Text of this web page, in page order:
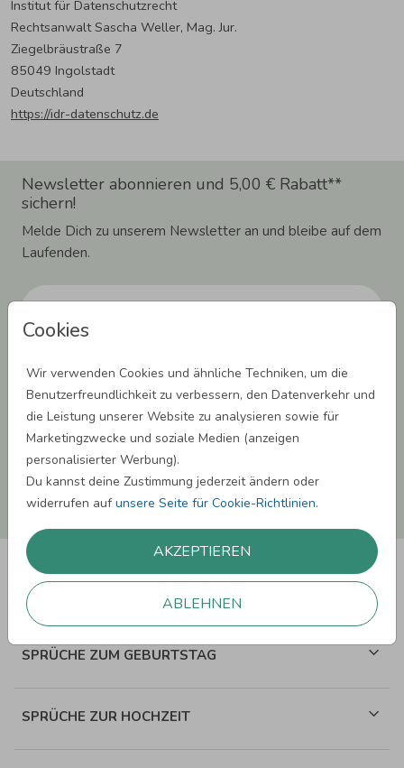
Cookies
Wir verwenden Cookies und ähnliche Techniken, um die
Benutzerfreundlichkeit zu verbessern, den Datenverkehr und
die Leistung unserer Website zu analysieren sowie für
Marketingzwecke und soziale Medien (anzeigen
personalisierter Werbung).
Du kannst deine Zustimmung jederzeit ändern oder
widerrufen aufunsere Seite für Cookie-Richtlinien.
AKZEPTIEREN
ABLEHNEN
Institut für Datenschutzrecht
Rechtsanwalt Sascha Weller, Mag. Jur.
Ziegelbräustraße 7
85049 Ingolstadt
Deutschland
https://idr-datenschutz.de
Newsletter abonnieren und 5,00 € Rabatt**
sichern!
Melde Dich zu unserem Newsletter an und bleibe auf dem
Laufenden.
dass wir Dich mit neuesten Informationen aus unserem Angebot informieren
können. Dies umfasst den Versand unseres Newsletters. Zudem können wir Dir
Produktinformationen zu Deinen Interessen auf anderen Plattformen wie
Facebook und Google anzeigen. Um Dir diesen Service anbieten zu können,
nutzen wir Deine personenbezogenen Daten und teilen diese auch mit Dritten,
wenn erforderlich. Du kannst diese Einwilligung jederzeit widerrufen. Weitere
Informationen erhätst Du in unserer Datenschutzerklärung.
ANMELDEN
SPRÜCHE ZUM GEBURTSTAG
SPRÜCHE ZUR HOCHZEIT